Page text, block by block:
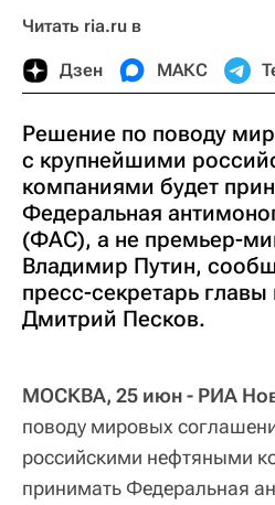
Читать ria.ru в
Дзен МАКС
Решение по поводу
с крупнейшими
компаниями будет
Федеральная
(ФАС), а не премьер-
Владимир Путин,
пресс-секретарь главы
Дмитрий Песков.
МОСКВА, 25 июн - РИА
поводу мировых
российскими нефтяными
принимать Федеральная